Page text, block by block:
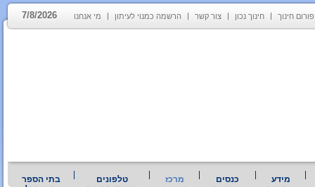
פורום חינוך חינוך נכון צור קשר הרשמה כמנוי לעיתון מי אנחנו 7/8/2026
מידע
כנסים
מרכז
טלפונים
בתי הספר